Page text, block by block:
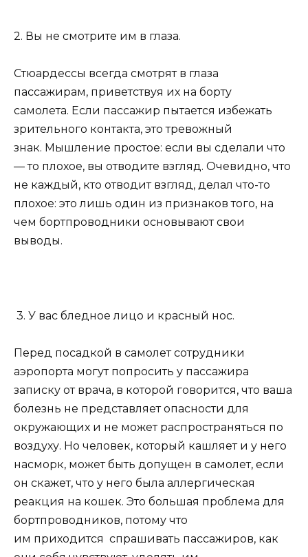
2. Вы не смотрите им в глаза.
Стюардессы всегда смотрят в глаза
пассажирам, приветствуя их на борту
самолета. Если пассажир пытается избежать
зрительного контакта, это тревожный
знак. Мышление простое: если вы сделали что
— то плохое, вы отводите взгляд. Очевидно, что
не каждый, кто отводит взгляд, делал что-то
плохое: это лишь один из признаков того, на
чем бортпроводники основывают свои
выводы.
3. У вас бледное лицо и красный нос.
Перед посадкой в ​​самолет сотрудники
аэропорта могут попросить у пассажира
записку от врача, в которой говорится, что ваша
болезнь не представляет опасности для
окружающих и не может распространяться по
воздуху. Но человек, который кашляет и у него
насморк, может быть допущен в самолет, если
он скажет, что у него была аллергическая
реакция на кошек. Это большая проблема для
бортпроводников, потому что
им приходится спрашивать пассажиров, как